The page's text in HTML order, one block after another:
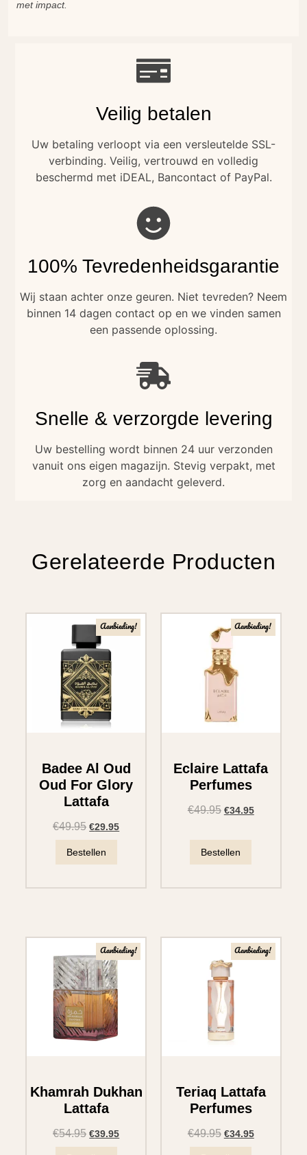
met impact.
Veilig betalen
Uw betaling verloopt via een versleutelde SSL-
verbinding. Veilig, vertrouwd en volledig
beschermd met iDEAL, Bancontact of PayPal.
100% Tevredenheidsgarantie
Wij staan achter onze geuren. Niet tevreden? Neem
binnen 14 dagen contact op en we vinden samen
een passende oplossing.
Snelle & verzorgde levering
Uw bestelling wordt binnen 24 uur verzonden
vanuit ons eigen magazijn. Stevig verpakt, met
zorg en aandacht geleverd.
Gerelateerde Producten
Aanbieding!
Badee Al Oud
Oud For Glory
Lattafa
€49.95 €29.95
Bestellen
Aanbieding!
Eclaire Lattafa
Perfumes
€49.95 €34.95
Bestellen
Aanbieding!
Khamrah Dukhan
Lattafa
€54.95 €39.95
Aanbieding!
Teriaq Lattafa
Perfumes
€49.95 €34.95